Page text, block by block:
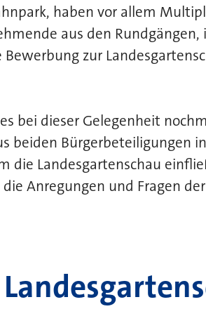
haben vor allem
aus den Rundgängen,
zur
bei dieser Gelegenheit
beiden Bürgerbeteiligungen
die Landesgartenschau
Anregungen und Fragen der